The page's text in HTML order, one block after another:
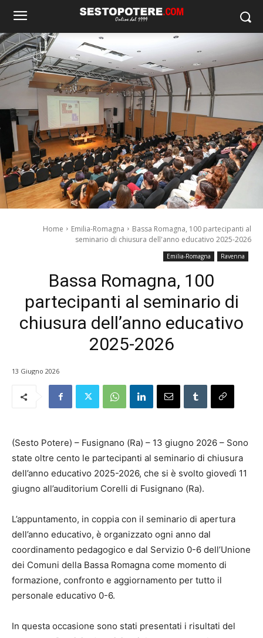
Home Emilia-Romagna
Bassa Romagna, 100 partecipanti al
seminario di chiusura dell'anno educativo 2025-2026
Emilia-Romagna Ravenna
Bassa Romagna, 100
partecipanti al seminario di
chiusura dell’anno educativo
2025-2026
13 Giugno 2026
(Sesto Potere) – Fusignano (Ra) – 13 giugno 2026 – Sono
state oltre cento le partecipanti al seminario di chiusura
dell’anno educativo 2025-2026, che si è svolto giovedì 11
giugno all’auditorium Corelli di Fusignano (Ra).
L’appuntamento, in coppia con il seminario di apertura
dell’anno educativo, è organizzato ogni anno dal
coordinamento pedagogico e dal Servizio 0-6 dell’Unione
dei Comuni della Bassa Romagna come momento di
formazione, confronto e aggiornamento per tutto il
personale educativo 0-6.
In questa occasione sono stati presentati i risultati del